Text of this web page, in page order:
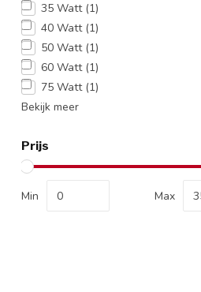
35 Watt (1)
40 Watt (1)
50 Watt (1)
60 Watt (1)
75 Watt (1)
Bekijk meer
Prijs
Min Max